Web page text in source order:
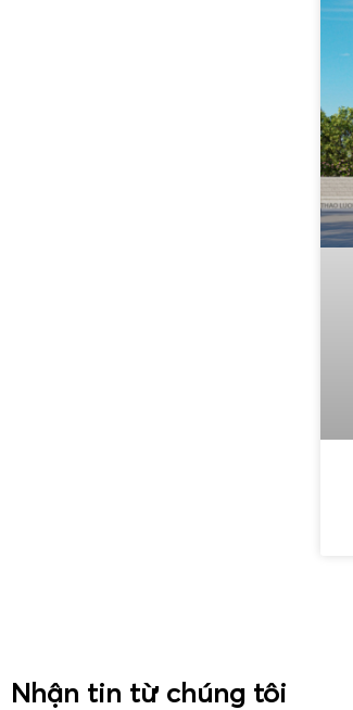
Nhận tin từ chúng tôi